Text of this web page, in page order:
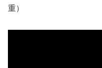
重）